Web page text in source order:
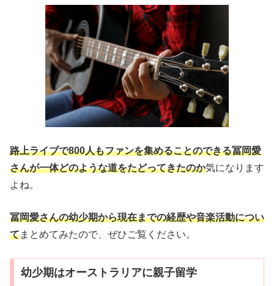
路上ライブで800人もファンを集めることのできる冨岡愛
さんが一体どのような道をたどってきたのか気になります
よね。
冨岡愛さんの幼少期から現在までの経歴や音楽活動につい
てまとめてみたので、ぜひご覧ください。
幼少期はオーストラリアに親子留学